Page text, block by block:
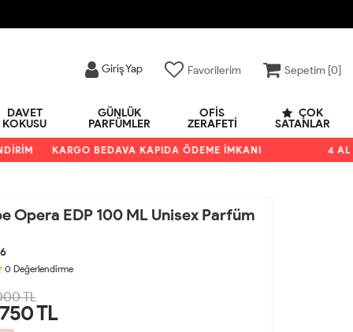
Giriş Yap Favorilerim Sepetim [0]
DAVET
KOKUSU
GÜNLÜK
PARFÜMLER
OFIS
ZERAFETI
ÇOK
SATANLAR
KARGO BEDAVA KAPIDA ÖDEME İMKANI 4 AL 3
Opera EDP 100 ML Unisex Parfüm
0 Değerlendirme
TL
TL